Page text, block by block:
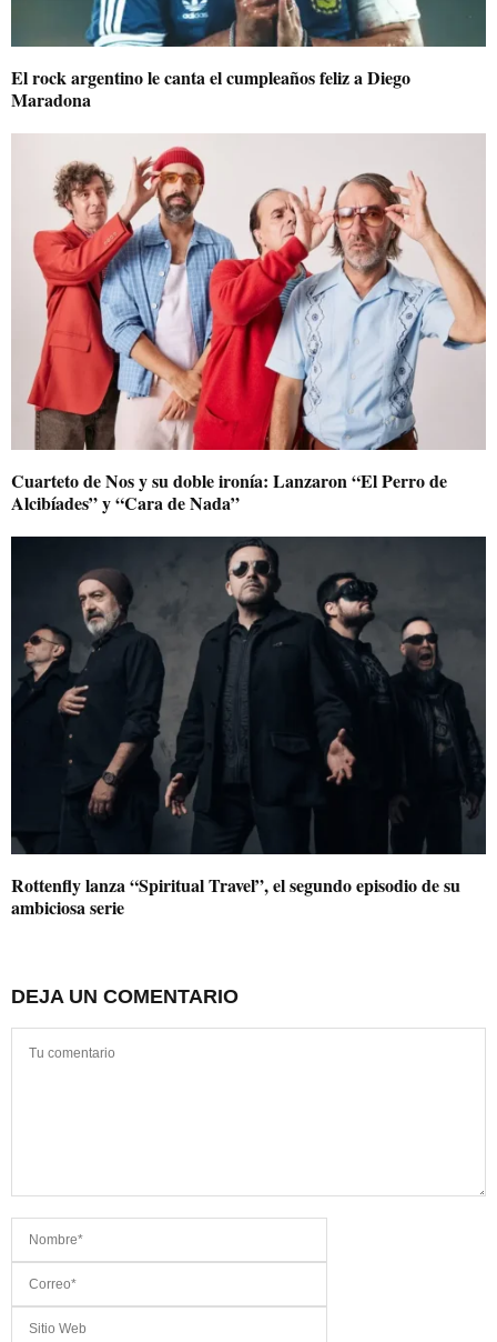
El rock argentino le canta el cumpleaños feliz a Diego
Maradona
Cuarteto de Nos y su doble ironía: Lanzaron “El Perro de
Alcibíades” y “Cara de Nada”
Rottenfly lanza “Spiritual Travel”, el segundo episodio de su
ambiciosa serie
DEJA UN COMENTARIO